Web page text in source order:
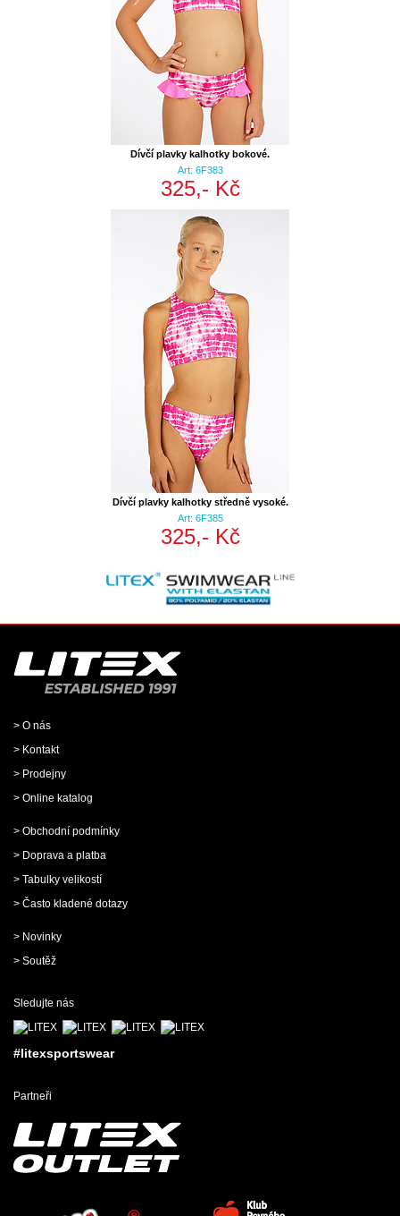
Dívčí plavky kalhotky bokové.
Art: 6F383
325,- Kč
Dívčí plavky kalhotky středně vysoké.
Art: 6F385
325,- Kč
> O nás
> Kontakt
> Prodejny
> Online katalog
> Obchodní podmínky
> Doprava a platba
> Tabulky velikostí
> Často kladené dotazy
> Novinky
> Soutěž
Sledujte nás
#litexsportswear
Partneři